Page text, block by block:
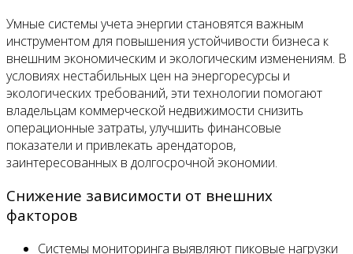
Умные системы учета энергии становятся важным
инструментом для повышения устойчивости бизнеса к
внешним экономическим и экологическим изменениям. В
условиях нестабильных цен на энергоресурсы и
экологических требований, эти технологии помогают
владельцам коммерческой недвижимости снизить
операционные затраты, улучшить финансовые
показатели и привлекать арендаторов,
заинтересованных в долгосрочной экономии.
Снижение зависимости от внешних
факторов
Системы мониторинга выявляют пиковые нагрузки